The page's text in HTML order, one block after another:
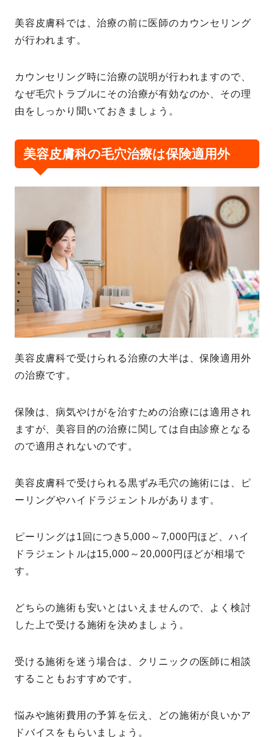
美容皮膚科では、治療の前に医師のカウンセリング
が行われます。
カウンセリング時に治療の説明が行われますので、
なぜ毛穴トラブルにその治療が有効なのか、その理
由をしっかり聞いておきましょう。
美容皮膚科の毛穴治療は保険適用外
美容皮膚科で受けられる治療の大半は、保険適用外
の治療です。
保険は、病気やけがを治すための治療には適用され
ますが、美容目的の治療に関しては自由診療となる
ので適用されないのです。
美容皮膚科で受けられる黒ずみ毛穴の施術には、ピ
ーリングやハイドラジェントルがあります。
ピーリングは1回につき5,000～7,000円ほど、ハイ
ドラジェントルは15,000～20,000円ほどが相場で
す。
どちらの施術も安いとはいえませんので、よく検討
した上で受ける施術を決めましょう。
受ける施術を迷う場合は、クリニックの医師に相談
することもおすすめです。
悩みや施術費用の予算を伝え、どの施術が良いかア
ドバイスをもらいましょう。